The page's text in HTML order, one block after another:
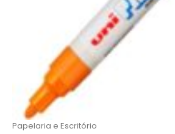
Papelaria e Escritório